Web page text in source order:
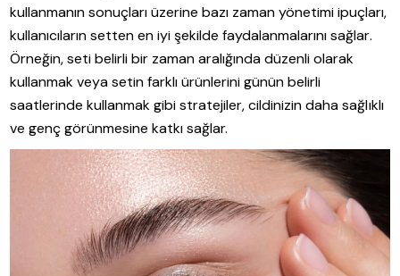
kullanmanın sonuçları üzerine bazı zaman yönetimi ipuçları,
kullanıcıların setten en iyi şekilde faydalanmalarını sağlar.
Örneğin, seti belirli bir zaman aralığında düzenli olarak
kullanmak veya setin farklı ürünlerini günün belirli
saatlerinde kullanmak gibi stratejiler, cildinizin daha sağlıklı
ve genç görünmesine katkı sağlar.